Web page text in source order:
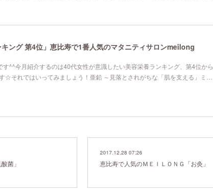
キング 第4位」恵比寿で1番人気のマタニティサロンmeilong
^^今月紹介するのは40代女性が意識したい美容栄養ランキング、第4位から
☆それではいってみましょう！亜鉛 ～見落とされがちな「肌を支える」ミ…
菌」
2017.12.28 07:26
恵比寿で人気のＭＥＩＬＯＮＧ「お灸」